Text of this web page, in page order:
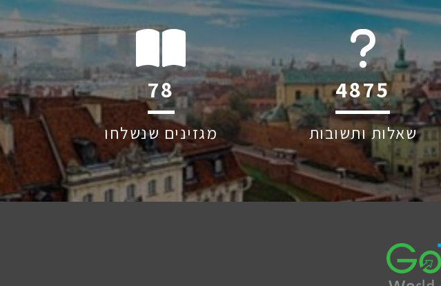
120
מגזינים שנשלחו
6045
שאלות ותשובות